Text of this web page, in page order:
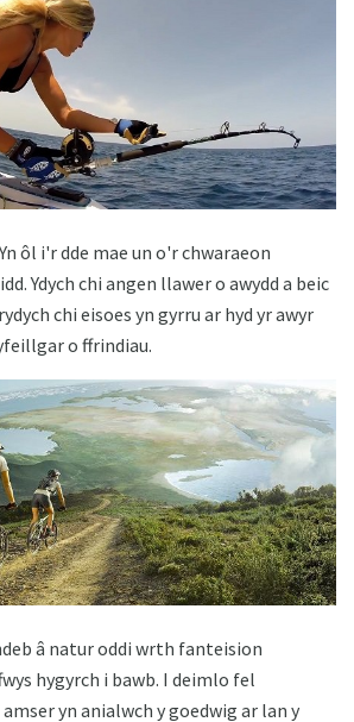
ôl i'r dde mae un o'r chwaraeon
Ydych chi angen llawer o awydd a beic
chi eisoes yn gyrru ar hyd yr awyr
o ffrindiau.
â natur oddi wrth fanteision
hygyrch i bawb. I deimlo fel
yn anialwch y goedwig ar lan y